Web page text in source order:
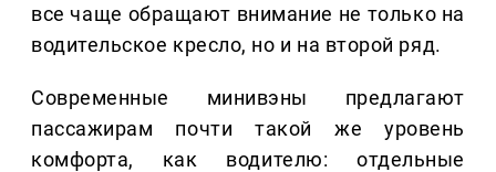
все чаще обращают внимание не только на
водительское кресло, но и на второй ряд.
Современные минивэны предлагают
пассажирам почти такой же уровень
комфорта, как водителю: отдельные